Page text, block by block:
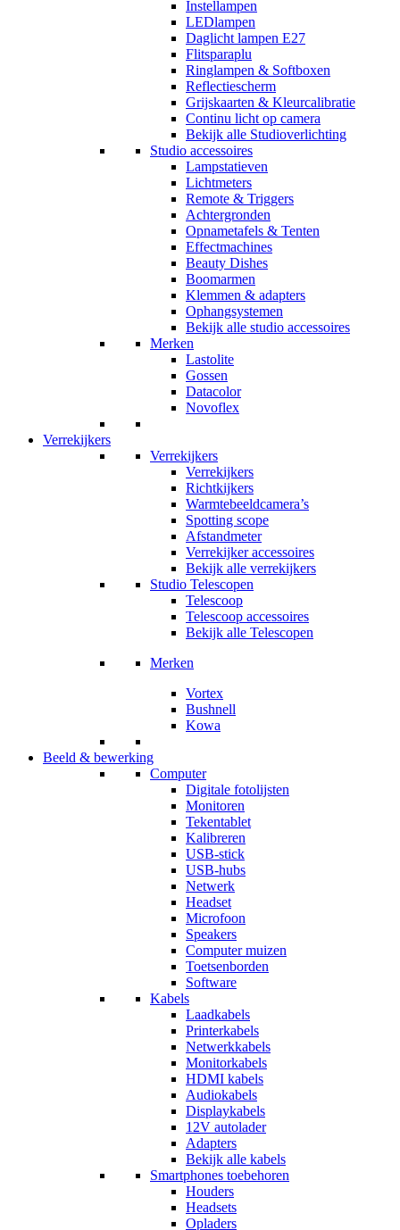
Instellampen
LEDlampen
Daglicht lampen E27
Flitsparaplu
Ringlampen & Softboxen
Reflectiescherm
Grijskaarten & Kleurcalibratie
Continu licht op camera
Bekijk alle Studioverlichting
Studio accessoires
Lampstatieven
Lichtmeters
Remote & Triggers
Achtergronden
Opnametafels & Tenten
Effectmachines
Beauty Dishes
Boomarmen
Klemmen & adapters
Ophangsystemen
Bekijk alle studio accessoires
Merken
Lastolite
Gossen
Datacolor
Novoflex
Verrekijkers
Verrekijkers
Verrekijkers
Richtkijkers
Warmtebeeldcamera’s
Spotting scope
Afstandmeter
Verrekijker accessoires
Bekijk alle verrekijkers
Studio Telescopen
Telescoop
Telescoop accessoires
Bekijk alle Telescopen
Merken
Vortex
Bushnell
Kowa
Beeld & bewerking
Computer
Digitale fotolijsten
Monitoren
Tekentablet
Kalibreren
USB-stick
USB-hubs
Netwerk
Headset
Microfoon
Speakers
Computer muizen
Toetsenborden
Software
Kabels
Laadkabels
Printerkabels
Netwerkkabels
Monitorkabels
HDMI kabels
Audiokabels
Displaykabels
12V autolader
Adapters
Bekijk alle kabels
Smartphones toebehoren
Houders
Headsets
Opladers